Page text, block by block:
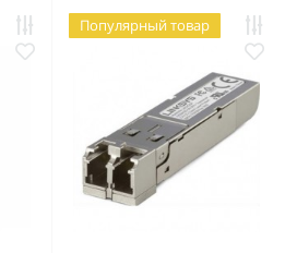
Популярный товар